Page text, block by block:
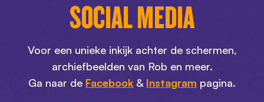
SOCIAL MEDIA
Voor een unieke inkijk achter de schermen,
archiefbeelden van Rob en meer.
Ga naar de Facebook & Instagram pagina.